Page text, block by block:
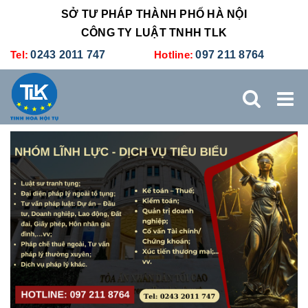
SỞ TƯ PHÁP THÀNH PHỐ HÀ NỘI
CÔNG TY LUẬT TNHH TLK
Tel: 0243 2011 747 Hotline: 097 211 8764
DỊCH VỤ KẾ TOÁN - THUẾ XÚC TIẾN THƯƠNG MẠI
BẢNG GIÁ ĐÀO TẠO TUYỂN DỤNG LIÊN HỆ